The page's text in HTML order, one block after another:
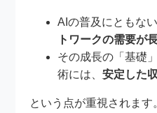
AIの普及にともない
トワークの需要が
その成長の「基礎
術には、安定した
という点が重視されます